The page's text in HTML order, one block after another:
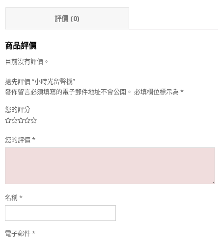
評價 (0)
商品評價
目前沒有評價。
搶先評價 “小時光留聲機”
發佈留言必須填寫的電子郵件地址不會公開。 必填欄位標示為 *
您的評分
您的評價*
名稱*
電子郵件*